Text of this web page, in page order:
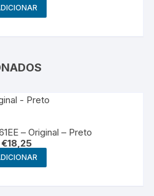
– Original – Preto
€18,25